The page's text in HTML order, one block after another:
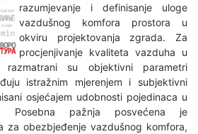
razumjevanje i definisanje uloge
vazdušnog komfora prostora u
okviru projektovanja zgrada. Za
procjenjivanje kvaliteta vazduha u
razmatrani su objektivni parametri
istražnim mjerenjem i subjektivni
osjećajem udobnosti pojedinaca u
Posebna pažnja posvećena je
za obezbjeđenje vazdušnog komfora,